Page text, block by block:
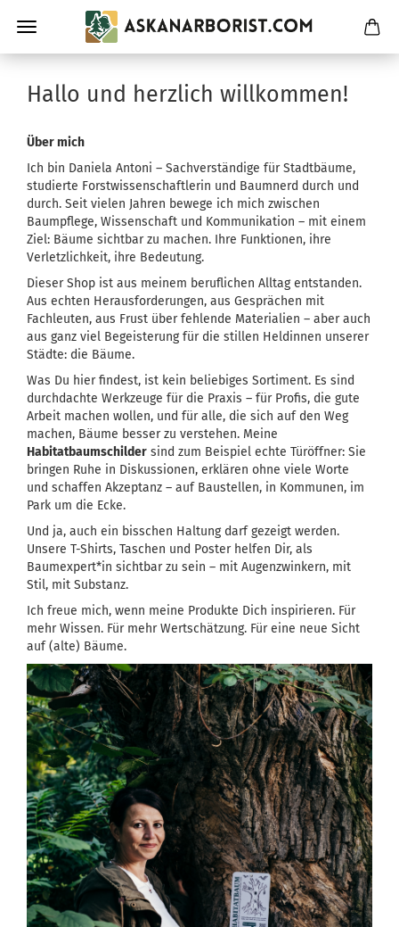
Hallo und herzlich willkommen!
Über mich
Ich bin Daniela Antoni – Sachverständige für Stadtbäume,
studierte Forstwissenschaftlerin und Baumnerd durch und
durch. Seit vielen Jahren bewege ich mich zwischen
Baumpflege, Wissenschaft und Kommunikation – mit einem
Ziel: Bäume sichtbar zu machen. Ihre Funktionen, ihre
Verletzlichkeit, ihre Bedeutung.
Dieser Shop ist aus meinem beruflichen Alltag entstanden.
Aus echten Herausforderungen, aus Gesprächen mit
Fachleuten, aus Frust über fehlende Materialien – aber auch
aus ganz viel Begeisterung für die stillen Heldinnen unserer
Städte: die Bäume.
Was Du hier findest, ist kein beliebiges Sortiment. Es sind
durchdachte Werkzeuge für die Praxis – für Profis, die gute
Arbeit machen wollen, und für alle, die sich auf den Weg
machen, Bäume besser zu verstehen. Meine
Habitatbaumschilder sind zum Beispiel echte Türöffner: Sie
bringen Ruhe in Diskussionen, erklären ohne viele Worte
und schaffen Akzeptanz – auf Baustellen, in Kommunen, im
Park um die Ecke.
Und ja, auch ein bisschen Haltung darf gezeigt werden.
Unsere T-Shirts, Taschen und Poster helfen Dir, als
Baumexpert*in sichtbar zu sein – mit Augenzwinkern, mit
Stil, mit Substanz.
Ich freue mich, wenn meine Produkte Dich inspirieren. Für
mehr Wissen. Für mehr Wertschätzung. Für eine neue Sicht
auf (alte) Bäume.